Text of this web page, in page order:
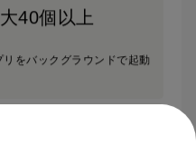
40個以上
リをバックグラウンドで起動